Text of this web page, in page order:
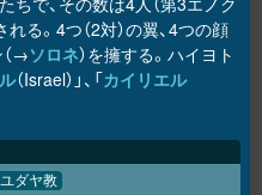
れる。4つ（2対）の翼、4つの顔
→ソロネ）を擁する。ハイヨト
（Israel）」、「カイリエル
ダヤ教